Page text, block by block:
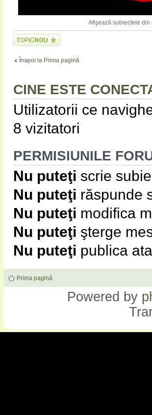
Afişează subiectele din
Scrie un subiect
nou
Înapoi la Prima pagină
CINE ESTE
Utilizatorii ce
8 vizitatori
PERMISIUNILE
Nu puteţi scrie
Nu puteţi răspunde
Nu puteţi modifica
Nu puteţi şterge
Nu puteţi publica
Prima pagină
Powered by